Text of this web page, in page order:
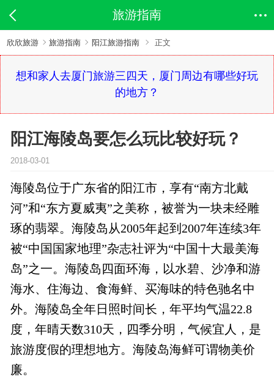
旅游指南
欣欣旅游 旅游指南 阳江旅游指南 正文
想和家人去厦门旅游三四天，厦门周边有哪些好玩
的地方？
阳江海陵岛要怎么玩比较好玩？
2018-03-01
海陵岛位于广东省的阳江市，享有“南方北戴
河”和“东方夏威夷”之美称，被誉为一块未经雕
琢的翡翠。海陵岛从2005年起到2007年连续3年
被“中国国家地理”杂志社评为“中国十大最美海
岛”之一。海陵岛四面环海，以水碧、沙净和游
海水、住海边、食海鲜、买海味的特色驰名中
外。海陵岛全年日照时间长，年平均气温22.8
度，年晴天数310天，四季分明，气候宜人，是
旅游度假的理想地方。海陵岛海鲜可谓物美价
廉。